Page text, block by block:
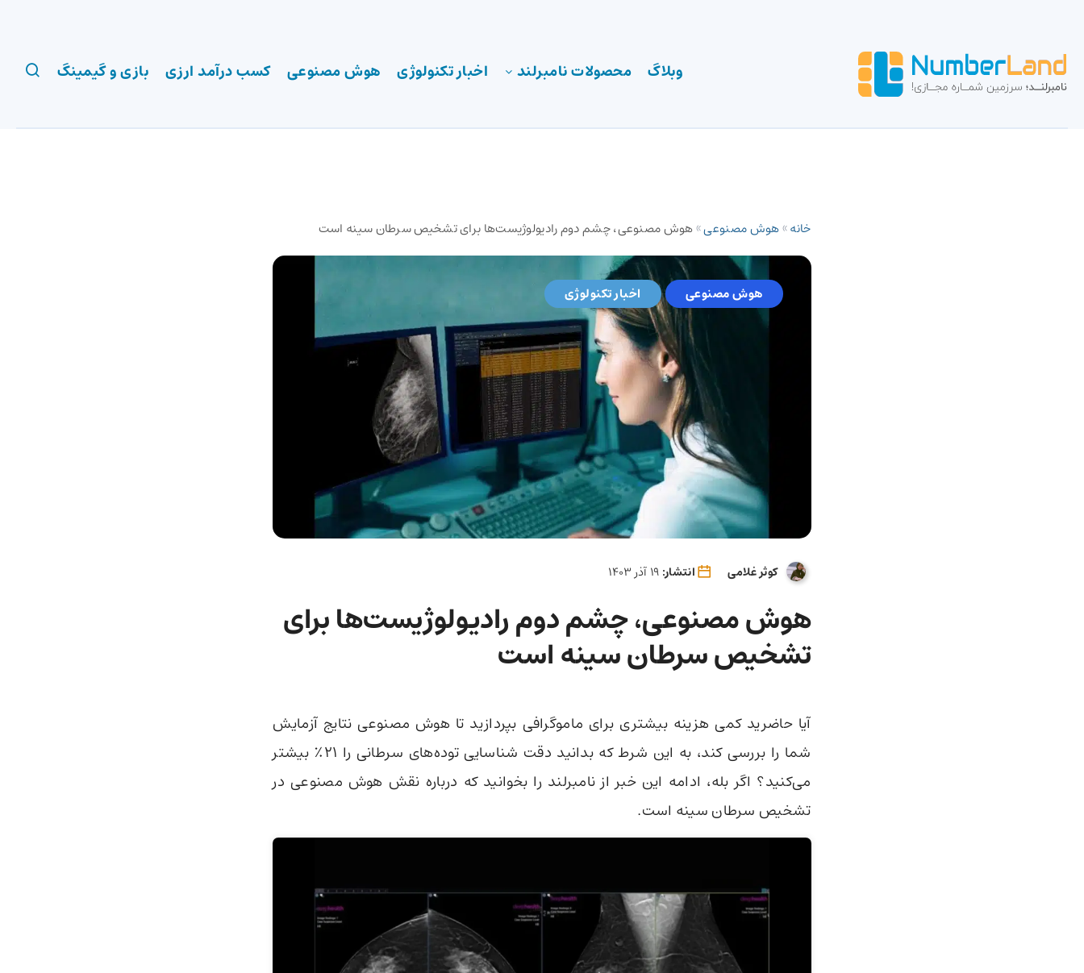
وبلاگ محصولات نامبرلند اخبار تکنولوژی هوش مصنوعی کسب درآمد ارزی بازی و گیمینگ
خانه»هوش مصنوعی»هوش مصنوعی، چشم دوم رادیولوژیست‌ها برای تشخیص سرطان سینه است
هوش مصنوعی اخبار تکنولوژی
کوثر غلامی انتشار:
هوش مصنوعی، چشم دوم رادیولوژیست‌ها برای
تشخیص سرطان سینه است
آیا حاضرید کمی هزینه بیشتری برای ماموگرافی بپردازید تا هوش مصنوعی نتایج آزمایش
شما را بررسی کند، به این شرط که بدانید دقت شناسایی توده‌های سرطانی را ۲۱٪ بیشتر
می‌کنید؟ اگر بله، ادامه این خبر از نامبرلند را بخوانید که درباره نقش هوش مصنوعی در
تشخیص سرطان سینه است.